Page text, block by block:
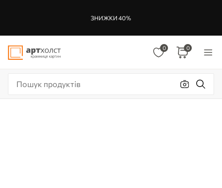
ЗНИЖКИ 40%
0 0